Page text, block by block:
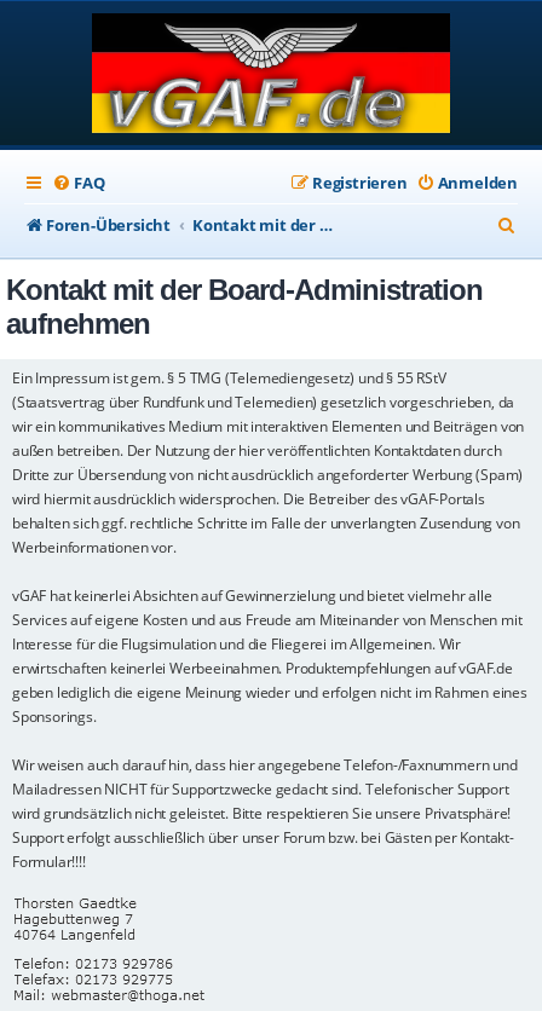
FAQ Anmelden
Registrieren
Foren-Übersicht
Kontakt mit der Board-Administration aufnehmen
u
Kontakt mit der Board-Administration
aufnehmen
Ein Impressum ist gem. § 5 TMG (Telemediengesetz) und § 55 RStV
(Staatsvertrag über Rundfunk und Telemedien) gesetzlich vorgeschrieben, da
wir ein kommunikatives Medium mit interaktiven Elementen und Beiträgen von
außen betreiben. Der Nutzung der hier veröffentlichten Kontaktdaten durch
Dritte zur Übersendung von nicht ausdrücklich angeforderter Werbung (Spam)
wird hiermit ausdrücklich widersprochen. Die Betreiber des vGAF-Portals
behalten sich ggf. rechtliche Schritte im Falle der unverlangten Zusendung von
Werbeinformationen vor.
vGAF hat keinerlei Absichten auf Gewinnerzielung und bietet vielmehr alle
Services auf eigene Kosten und aus Freude am Miteinander von Menschen mit
Interesse für die Flugsimulation und die Fliegerei im Allgemeinen. Wir
erwirtschaften keinerlei Werbeeinahmen. Produktempfehlungen auf vGAF.de
geben lediglich die eigene Meinung wieder und erfolgen nicht im Rahmen eines
Sponsorings.
Wir weisen auch darauf hin, dass hier angegebene Telefon-/Faxnummern und
Mailadressen NICHT für Supportzwecke gedacht sind. Telefonischer Support
wird grundsätzlich nicht geleistet. Bitte respektieren Sie unsere Privatsphäre!
Support erfolgt ausschließlich über unser Forum bzw. bei Gästen per Kontakt-
Formular!!!!